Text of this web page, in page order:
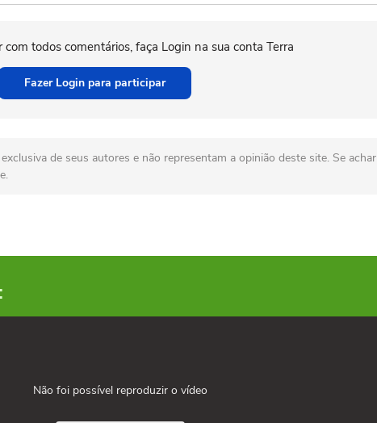
todos comentários, faça Login na sua conta Terra
Fazer Login para participar
de seus autores e não representam a opinião deste site. Se achar
Não foi possível reproduzir o vídeo